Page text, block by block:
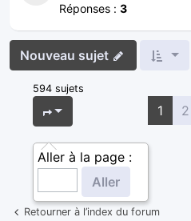
Réponses : 3
Nouveau sujet
594 sujets
Page
Aller à la page :
1 2
Retourner à l’index du forum